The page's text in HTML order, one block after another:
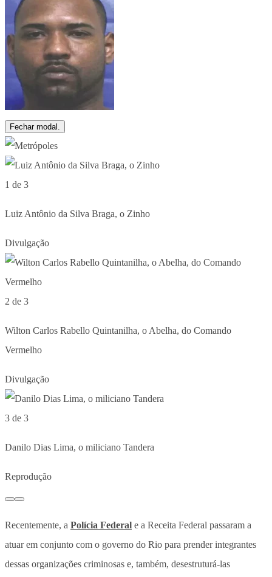
Fechar modal.
1 de 3
Luiz Antônio da Silva Braga, o Zinho
Divulgação
2 de 3
Wilton Carlos Rabello Quintanilha, o Abelha, do Comando
Vermelho
Divulgação
3 de 3
Danilo Dias Lima, o miliciano Tandera
Reprodução
Recentemente, a Polícia Federal e a Receita Federal passaram a
atuar em conjunto com o governo do Rio para prender integrantes
dessas organizações criminosas e, também, desestruturá-las